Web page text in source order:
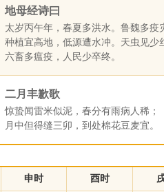
地母经诗曰
太岁丙午年，春夏多洪水。鲁魏多疫
种植宜高地，低源遭水冲。天虫见少
六畜多瘟疫，人民少卒终。
二月丰歉歌
惊蛰闻雷米似泥，春分有雨病人稀；
月中但得缝三卯，到处棉花豆麦宜。
申时 酉时